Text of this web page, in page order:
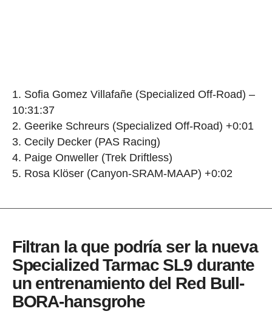
1. Sofia Gomez Villafañe (Specialized Off-Road) –
10:31:37
2. Geerike Schreurs (Specialized Off-Road) +0:01
3. Cecily Decker (PAS Racing)
4. Paige Onweller (Trek Driftless)
5. Rosa Klöser (Canyon-SRAM-MAAP) +0:02
Filtran la que podría ser la nueva
Specialized Tarmac SL9 durante
un entrenamiento del Red Bull-
BORA-hansgrohe